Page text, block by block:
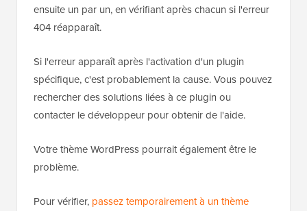
ensuite un par un, en vérifiant après chacun si l'erreur
404 réapparaît.
Si l'erreur apparaît après l'activation d'un plugin
spécifique, c'est probablement la cause. Vous pouvez
rechercher des solutions liées à ce plugin ou
contacter le développeur pour obtenir de l'aide.
Votre thème WordPress pourrait également être le
problème.
Pour vérifier, passez temporairement à un thème